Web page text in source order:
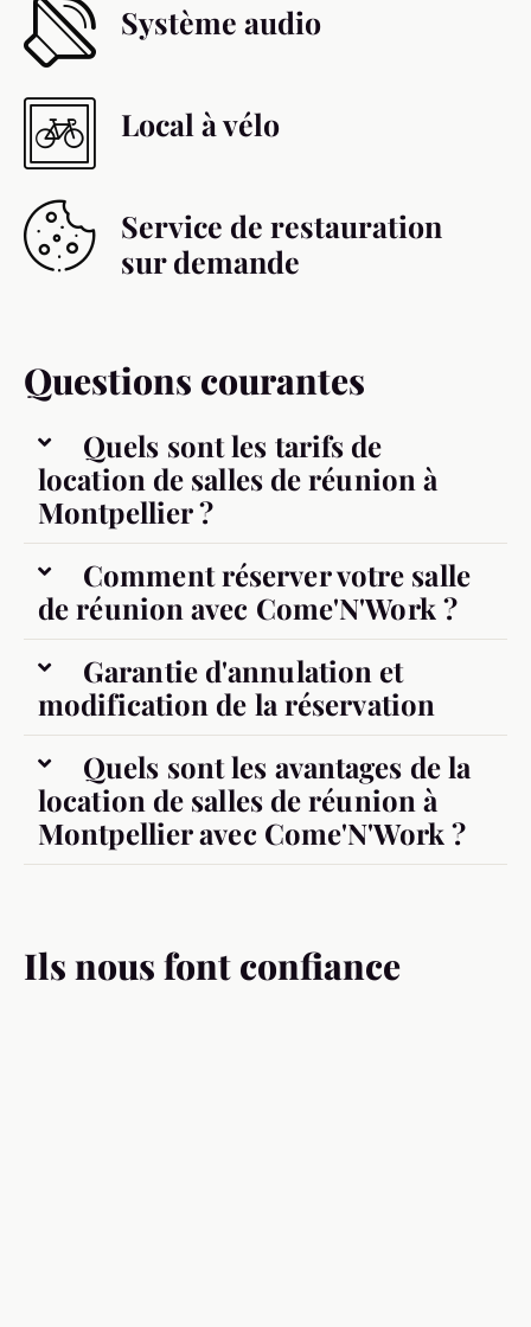
Système audio
Local à vélo
Service de restauration
sur demande
Questions courantes
Quels sont les tarifs de
location de salles de réunion à
Montpellier ?
Comment réserver votre salle
de réunion avec Come'N'Work ?
Garantie d'annulation et
modification de la réservation
Quels sont les avantages de la
location de salles de réunion à
Montpellier avec Come'N'Work ?
Ils nous font confiance